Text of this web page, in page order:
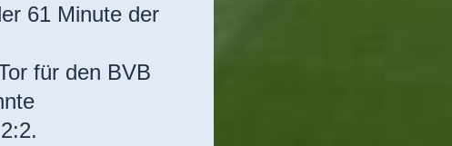
61 Minute der
für den BVB